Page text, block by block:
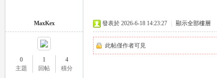
MaxKex
0
主題
1
回帖
4
積分
發表於 2026-6-18 14:23:27 顯示全部樓層
此帖僅作者可見